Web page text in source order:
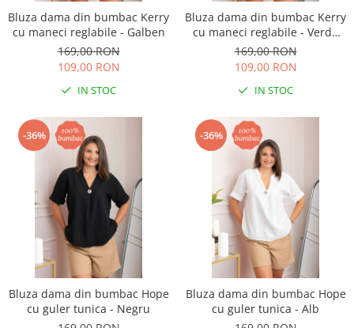
Bluza dama din bumbac Kerry
cu maneci reglabile - Galben
169,00 RON
109,00 RON
IN STOC
Bluza dama din bumbac Kerry
cu maneci reglabile - Verde
lime
169,00 RON
109,00 RON
IN STOC
-36%
Bluza dama din bumbac Hope
cu guler tunica - Negru
-36%
Bluza dama din bumbac Hope
cu guler tunica - Alb